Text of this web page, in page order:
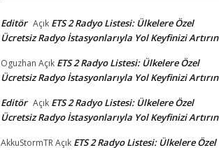
Editör Açık ETS 2 Radyo Listesi: Ülkelere Özel
Ücretsiz Radyo İstasyonlarıyla Yol Keyfinizi Artırın
Oguzhan Açık ETS 2 Radyo Listesi: Ülkelere Özel
Ücretsiz Radyo İstasyonlarıyla Yol Keyfinizi Artırın
Editör Açık ETS 2 Radyo Listesi: Ülkelere Özel
Ücretsiz Radyo İstasyonlarıyla Yol Keyfinizi Artırın
AkkuStormTRAçık ETS 2 Radyo Listesi: Ülkelere Özel